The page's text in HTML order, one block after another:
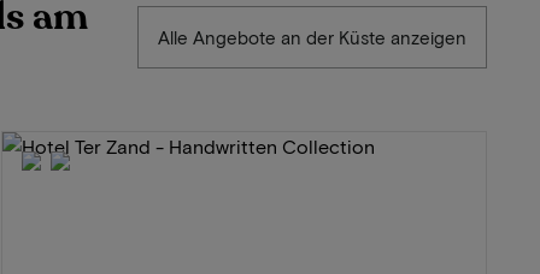
am Alle Angebote an der Küste anzeigen